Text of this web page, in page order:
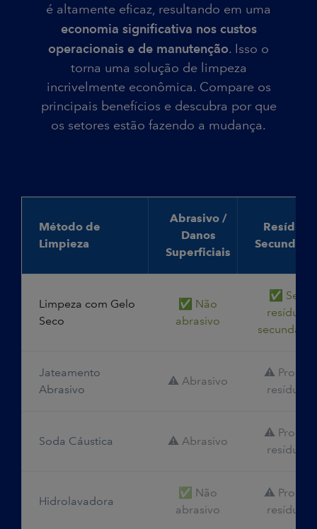
é altamente eficaz, resultando em uma
economia significativa nos custos
operacionais e de manutenção. Isso o
torna uma solução de limpeza
incrivelmente econômica. Compare os
principais benefícios e descubra por que
os setores estão fazendo a mudança.
Método de
Limpieza
Abrasivo /
Danos
Superficiais
Resíduos
Limpeza com Gelo
Seco
✅ Não
abrasivo
✅ Sem
resíduos
Jateamento
Abrasivo
⚠️ Abrasivo
⚠️ Produz
resíduos
Soda Cáustica ⚠️ Abrasivo
⚠️ Produz
resíduos
Hidrolavadora
✅ Não
abrasivo
⚠️ Produz
resíduos